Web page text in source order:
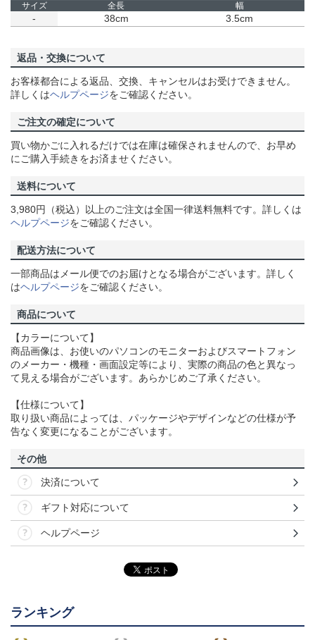
サイズ 全長 幅
- 38cm 3.5cm
返品・交換について
お客様都合による返品、交換、キャンセルはお受けできません。
詳しくはヘルプページをご確認ください。
ご注文の確定について
買い物かごに入れるだけでは在庫は確保されませんので、お早め
にご購入手続きをお済ませください。
送料について
3,980円（税込）以上のご注文は全国一律送料無料です。詳しくは
ヘルプページをご確認ください。
配送方法について
一部商品はメール便でのお届けとなる場合がございます。詳しく
はヘルプページをご確認ください。
商品について
【カラーについて】
商品画像は、お使いのパソコンのモニターおよびスマートフォン
のメーカー・機種・画面設定等により、実際の商品の色と異なっ
て見える場合がございます。あらかじめご了承ください。
【仕様について】
取り扱い商品によっては、パッケージやデザインなどの仕様が予
告なく変更になることがございます。
その他
決済について
ギフト対応について
ヘルプページ
ランキング